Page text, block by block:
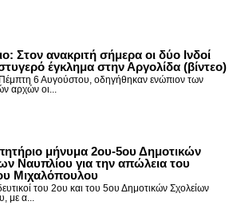
Στον ανακριτή σήμερα οι δύο Ινδοί
έγκλημα στην Αργολίδα (βίντεο)
6 Αυγούστου, οδηγήθηκαν ενώπιον των
αρχών οι...
μήνυμα 2ου-5ου Δημοτικών
Ναυπλίου για την απώλεια του
Μιχαλόπουλου
του 2ου και του 5ου Δημοτικών Σχολείων
με α...